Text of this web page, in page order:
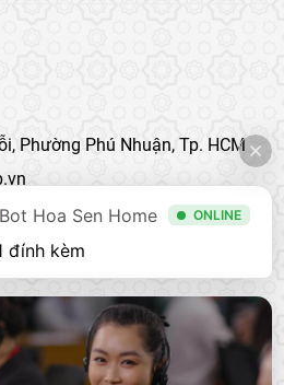
Phường Phú Nhuận, Tp. HCM
tôi để nhận bản cập nhật &
Bot Hoa Sen Home ONLINE
đính kèm